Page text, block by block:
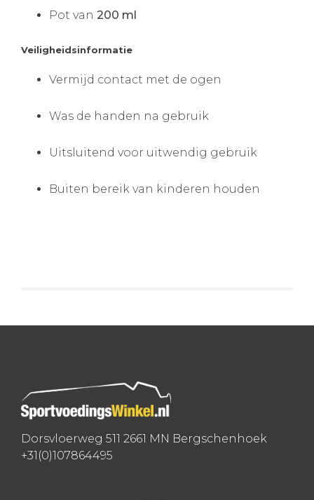
Pot van 200 ml
Veiligheidsinformatie
Vermijd contact met de ogen
Was de handen na gebruik
Uitsluitend voor uitwendig gebruik
Buiten bereik van kinderen houden
Dorsvloerweg 511 2661 MN Bergschenhoek
+31(0)107864495